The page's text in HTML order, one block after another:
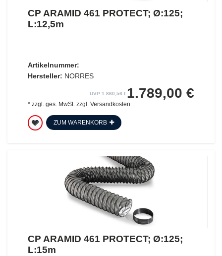
CP ARAMID 461 PROTECT; Ø:125;
L:12,5m
Artikelnummer:
Hersteller: NORRES
UVP 1.860,56 €1.789,00 €
* zzgl. ges. MwSt. zzgl. Versandkosten
ZUM WARENKORB
CP ARAMID 461 PROTECT; Ø:125;
L:15m